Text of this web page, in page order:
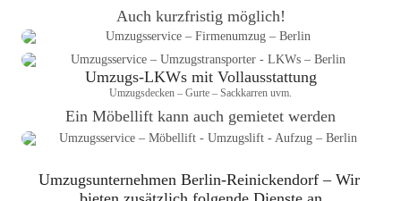
Auch kurzfristig möglich!
Umzugs-LKWs mit Vollausstattung
Umzugsdecken – Gurte – Sackkarren uvm.
Ein Möbellift kann auch gemietet werden
Umzugsunternehmen Berlin-Reinickendorf – Wir